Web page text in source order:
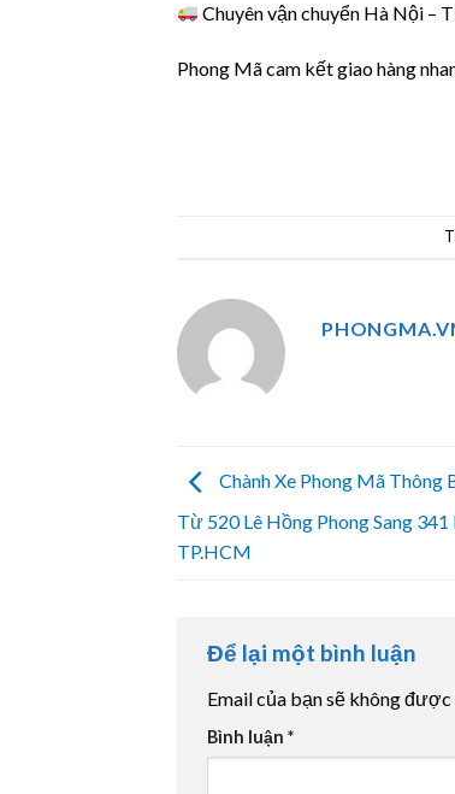
Chuyên vận chuyển Hà Nội –
Phong Mã cam kết giao hàng
Chành Xe Phong Mã
Từ 520 Lê Hồng Phong Sang 341
TP.HCM
Để lại một bình luận
Email của bạn sẽ không được
Bình luận *